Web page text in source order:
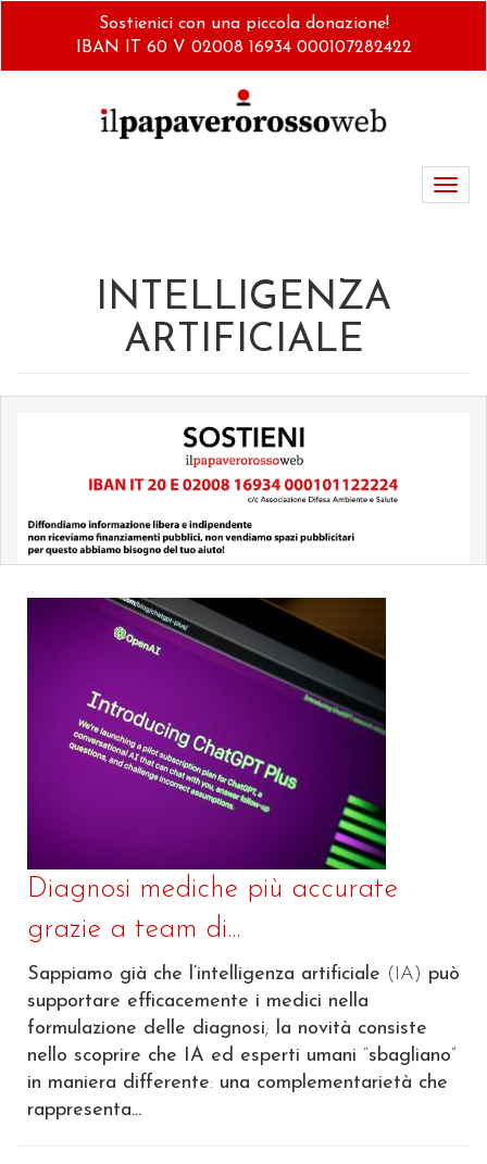
Sostienici con una piccola donazione!
IBAN IT 60 V 02008 16934 000107282422
INTELLIGENZA
ARTIFICIALE
Diagnosi mediche più accurate
grazie a team di...
Sappiamo già che l’intelligenza artificiale (IA) può
supportare efficacemente i medici nella
formulazione delle diagnosi;
la novità consiste
nello scoprire che IA ed esperti umani “sbagliano”
in maniera differente: una complementarietà che
rappresenta...